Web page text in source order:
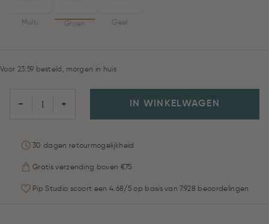
Multi Groen Geel
Voor 23:59 besteld, morgen in huis
− + IN WINKELWAGEN
30 dagen retourmogelijkheid
Gratis verzending boven €75
Pip Studio scoort een 4.68/5 op basis van 7.928 beoordelingen